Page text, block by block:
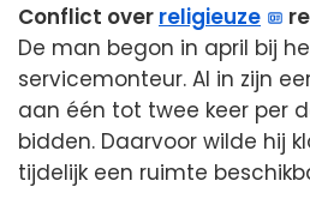
Conflict over religieuze
De man begon in april bij
servicemonteur. Al in zijn
aan één tot twee keer per
bidden. Daarvoor wilde hij
tijdelijk een ruimte